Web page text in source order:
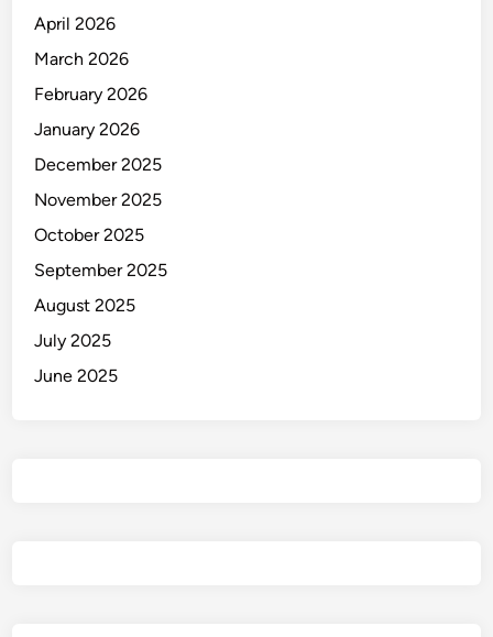
April 2026
March 2026
February 2026
January 2026
December 2025
November 2025
October 2025
September 2025
August 2025
July 2025
June 2025